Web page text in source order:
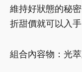
維持好狀態的秘
折甜價就可以入
組合內容物：光